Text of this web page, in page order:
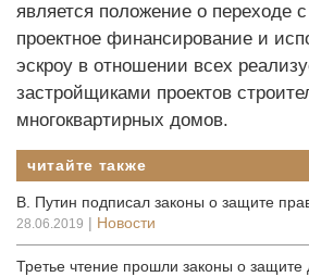
является положение о переходе
проектное финансирование и
эскроу в отношении всех
застройщиками проектов
многоквартирных домов.
читайте также
В. Путин подписал законы о защите
28.06.2019 | Новости
Третье чтение прошли законы о защите